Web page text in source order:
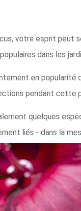
votre esprit
dans les
en
pendant cette
quelques
liés - dans la